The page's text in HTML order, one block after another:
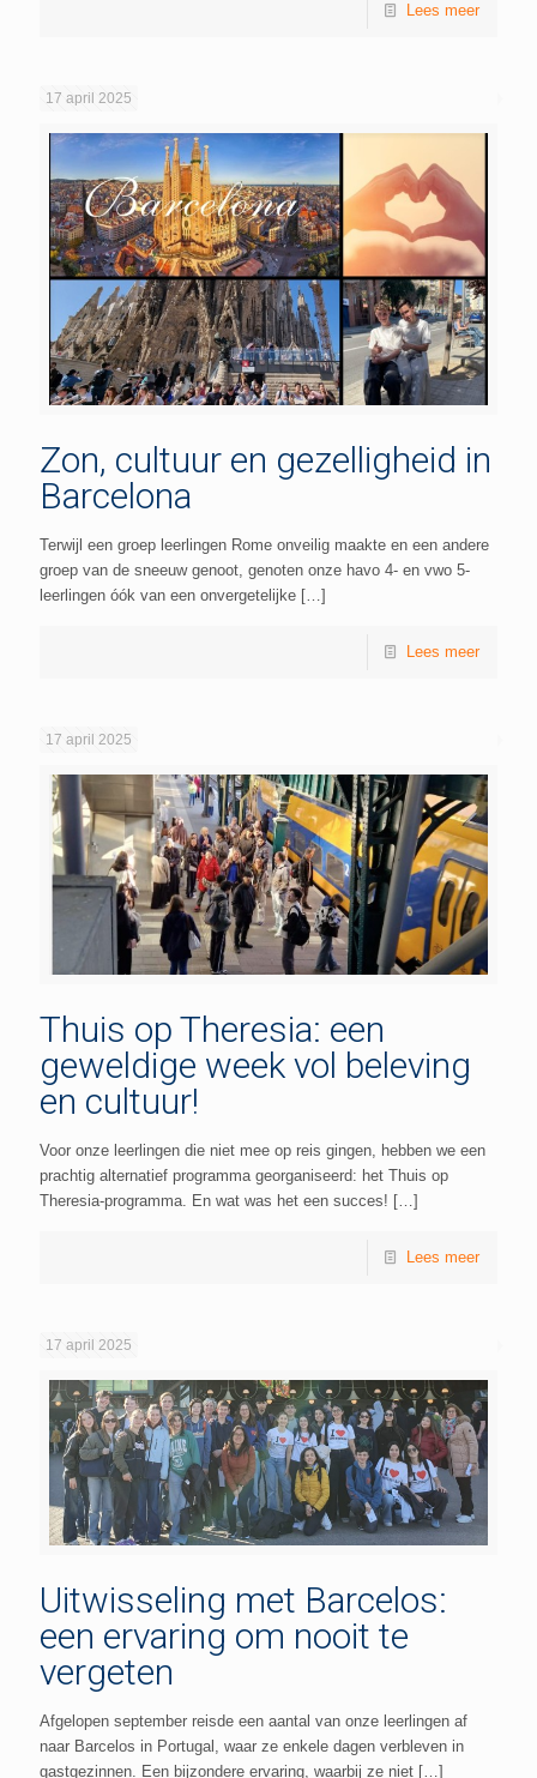
Lees meer
17 april 2025
Zon, cultuur en gezelligheid in
Barcelona
Terwijl een groep leerlingen Rome onveilig maakte en een andere
groep van de sneeuw genoot, genoten onze havo 4- en vwo 5-
leerlingen óók van een onvergetelijke […]
Lees meer
17 april 2025
Thuis op Theresia: een
geweldige week vol beleving
en cultuur!
Voor onze leerlingen die niet mee op reis gingen, hebben we een
prachtig alternatief programma georganiseerd: het Thuis op
Theresia-programma. En wat was het een succes! […]
Lees meer
17 april 2025
Uitwisseling met Barcelos:
een ervaring om nooit te
vergeten
Afgelopen september reisde een aantal van onze leerlingen af
naar Barcelos in Portugal, waar ze enkele dagen verbleven in
gastgezinnen. Een bijzondere ervaring, waarbij ze niet […]